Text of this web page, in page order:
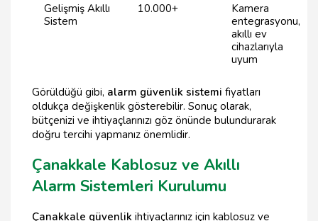
Gelişmiş Akıllı
Sistem
10.000+
Kamera
entegrasyonu,
akıllı ev
cihazlarıyla
uyum
Görüldüğü gibi, alarm güvenlik sistemi fiyatları
oldukça değişkenlik gösterebilir. Sonuç olarak,
bütçenizi ve ihtiyaçlarınızı göz önünde bulundurarak
doğru tercihi yapmanız önemlidir.
Çanakkale Kablosuz ve Akıllı
Alarm Sistemleri Kurulumu
Çanakkale güvenlik ihtiyaçlarınız için kablosuz ve